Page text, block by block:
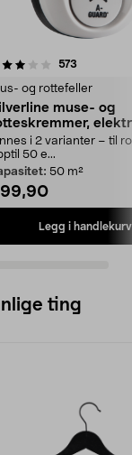
573
og rottefeller
muse- og
i 2 varianter – til
50 e...
50 m²
Legg i handlekurv
3.5 av 5 stjerner
ting